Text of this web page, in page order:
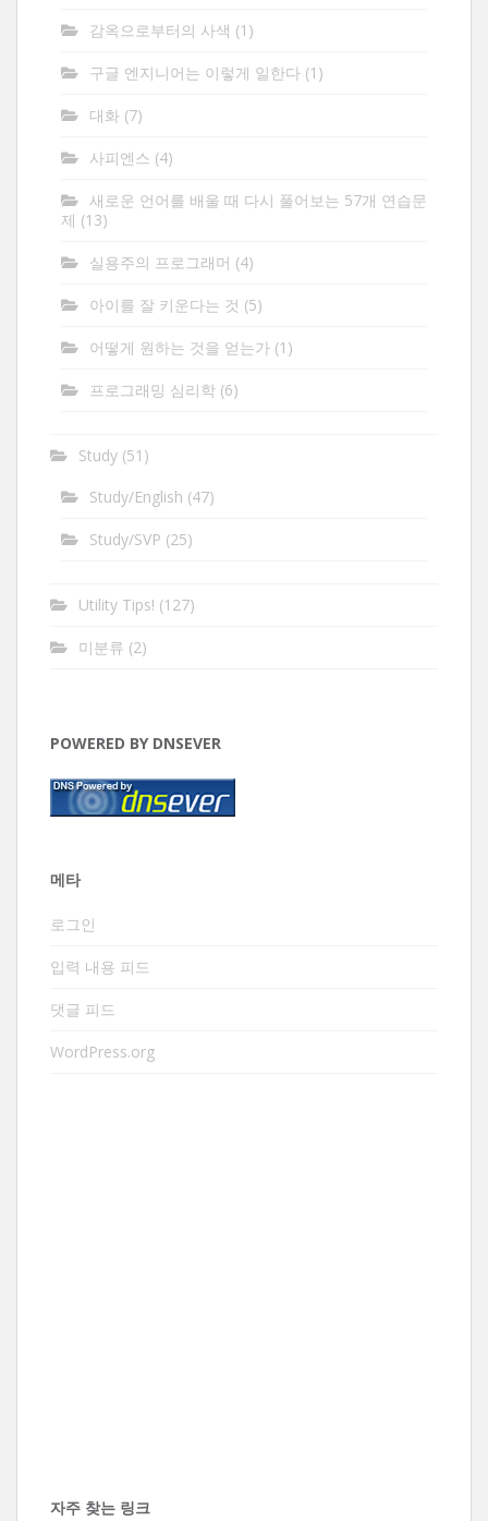
감옥으로부터의 사색 (1)
구글 엔지니어는 이렇게 일한다 (1)
대화 (7)
사피엔스 (4)
새로운 언어를 배울 때 다시 풀어보는 57개 연습문
제 (13)
실용주의 프로그래머 (4)
아이를 잘 키운다는 것 (5)
어떻게 원하는 것을 얻는가 (1)
프로그래밍 심리학 (6)
Study (51)
Study/English (47)
Study/SVP (25)
Utility Tips! (127)
미분류 (2)
POWERED BY DNSEVER
메타
로그인
입력 내용 피드
댓글 피드
WordPress.org
자주 찾는 링크